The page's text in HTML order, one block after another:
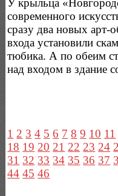
У крыльца
современного
сразу два новых арт-
входа установили
тюбика. А по обеим
над входом в здание
1 2 3 4 5 6 7 8 9 10 11
18 19 20 21 22 23 24
31 32 33 34 35 36 37
44 45 46